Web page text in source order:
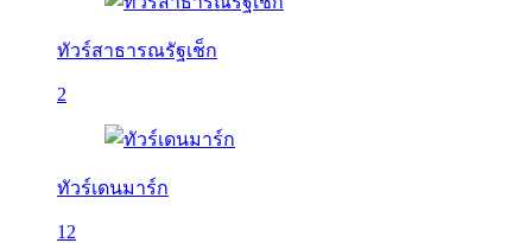
ทัวร์สาธารณรัฐเช็ก
2
ทัวร์เดนมาร์ก
12